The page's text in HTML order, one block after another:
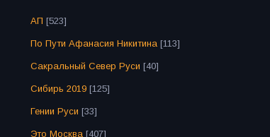
АП [523]
По Пути Афанасия Никитина [113]
Сакральный Север Руси [40]
Сибирь 2019 [125]
Гении Руси [33]
Это Москва [407]